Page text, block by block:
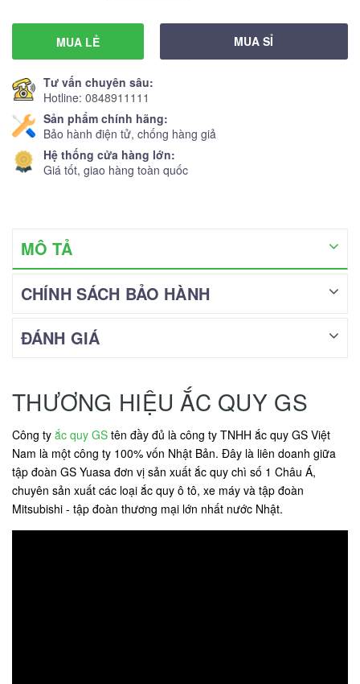
MUA LẺ MUA SỈ
Tư vấn chuyên sâu:
Hotline: 0848911111
Sản phẩm chính hãng:
Bảo hành điện tử, chống hàng giả
Hệ thống cửa hàng lớn:
Giá tốt, giao hàng toàn quốc
MÔ TẢ
CHÍNH SÁCH BẢO HÀNH
ĐÁNH GIÁ
THƯƠNG HIỆU ẮC QUY GS
Công ty ắc quy GS tên đầy đủ là công ty TNHH ắc quy GS Việt
Nam là một công ty 100% vốn Nhật Bản. Đây là liên doanh giữa
tập đoàn GS Yuasa đơn vị sản xuất ắc quy chì số 1 Châu Á,
chuyên sản xuất các loại ắc quy ô tô, xe máy và tập đoàn
Mitsubishi - tập đoàn thương mại lớn nhất nước Nhật.